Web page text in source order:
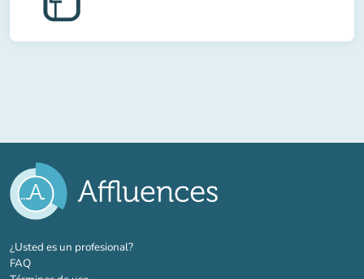
¿Usted es un profesional?(nueva pestaña)
FAQ